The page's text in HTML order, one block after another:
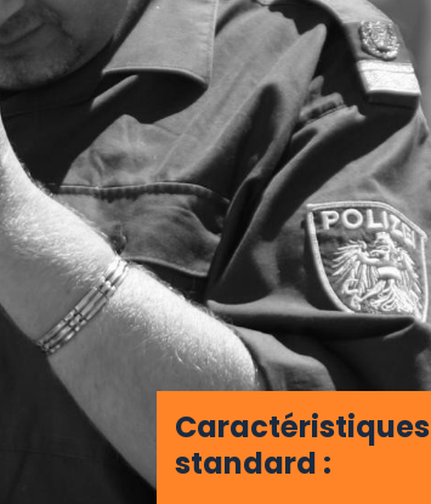
Caractéristiques
standard :